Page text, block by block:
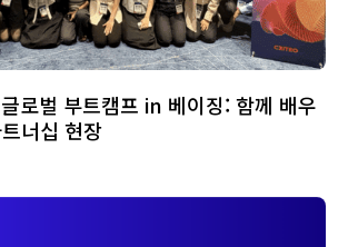
로벌 부트캠프 in 베이징: 함께 배우
너십 현장